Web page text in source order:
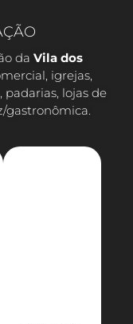
da Vila dos
igrejas,
padarias, lojas de